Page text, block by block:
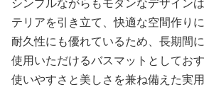
テリアを引き立て、快適な空間作りに
耐久性にも優れているため、長期間
使用いただけるバスマットとしておす
使いやすさと美しさを兼ね備えた実